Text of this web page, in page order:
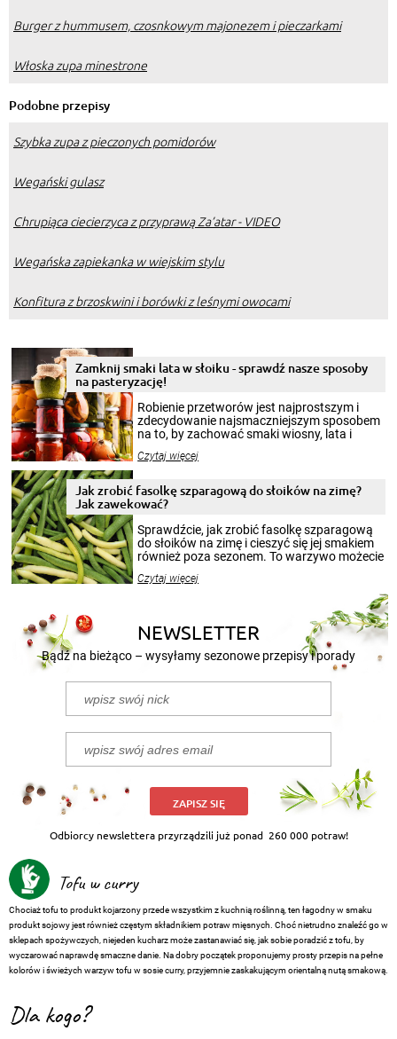
Burger z hummusem, czosnkowym majonezem i pieczarkami
Włoska zupa minestrone
Podobne przepisy
Szybka zupa z pieczonych pomidorów
Wegański gulasz
Chrupiąca ciecierzyca z przyprawą Za’atar - VIDEO
Wegańska zapiekanka w wiejskim stylu
Konfitura z brzoskwini i borówki z leśnymi owocami
Zamknij smaki lata w słoiku - sprawdź nasze sposoby
na pasteryzację!
Robienie przetworów jest najprostszym i
zdecydowanie najsmaczniejszym sposobem
na to, by zachować smaki wiosny, lata i
krajobrazów, by cieszyć nimi oko w sezonie
pełni poczuć atmosferę cieplejszych
miesięcy. Przygotowanie słoików ze
patenty, które pozwolą zachować świeżość
przetworów.
Czytaj więcej
Jak zrobić fasolkę szparagową do słoików na zimę?
Jak zawekować?
Sprawdźcie, jak zrobić fasolkę szparagową
do słoików na zimę i cieszyć się jej smakiem
również poza sezonem. To warzywo możecie
nasze propozycje!
Czytaj więcej
NEWSLETTER
Bądź na bieżąco – wysyłamy sezonowe przepisy i porady
ZAPISZ SIĘ
Odbiorcy newslettera przyrządzili już ponad 260 000 potraw!
Tofu w curry
Chociaż tofu to produkt kojarzony przede wszystkim z kuchnią roślinną, ten łagodny w smaku
produkt sojowy jest również częstym składnikiem potraw mięsnych. Choć nietrudno znaleźć go w
sklepach spożywczych, niejeden kucharz może zastanawiać się, jak sobie poradzić z tofu, by
wyczarować naprawdę smaczne danie. Na dobry początek proponujemy prosty przepis na pełne
kolorów i świeżych warzyw tofu w sosie curry, przyjemnie zaskakującym orientalną nutą smakową.
Dla kogo?